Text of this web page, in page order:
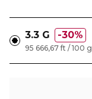
3.3 G 30%
95 666,67 ft / 100 g